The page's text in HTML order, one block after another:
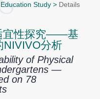
Education Study > Details
宜性探究——基
NIVIVO分析
of Physical
—
on 78